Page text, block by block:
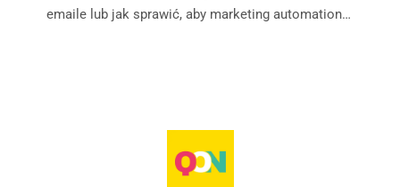
emaile lub jak sprawić, aby marketing automation…